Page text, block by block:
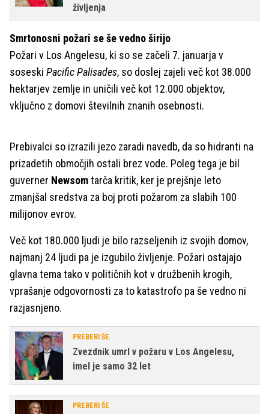
življenja
Smrtonosni požari se še vedno širijo
Požari v Los Angelesu, ki so se začeli 7. januarja v
soseski Pacific Palisades, so doslej zajeli več kot 38.000
hektarjev zemlje in uničili več kot 12.000 objektov,
vključno z domovi številnih znanih osebnosti.
Prebivalci so izrazili jezo zaradi navedb, da so hidranti na
prizadetih območjih ostali brez vode. Poleg tega je bil
guverner Newsomtarča kritik, ker je prejšnje leto
zmanjšal sredstva za boj proti požarom za slabih 100
milijonov evrov.
Več kot 180.000 ljudi je bilo razseljenih iz svojih domov,
najmanj 24 ljudi pa je izgubilo življenje. Požari ostajajo
glavna tema tako v političnih kot v družbenih krogih,
vprašanje odgovornosti za to katastrofo pa še vedno ni
razjasnjeno.
PREBERI ŠE
Zvezdnik umrl v požaru v Los Angelesu,
imel je samo 32 let
PREBERI ŠE